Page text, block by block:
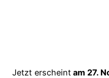
Jetzt erscheint am 27.